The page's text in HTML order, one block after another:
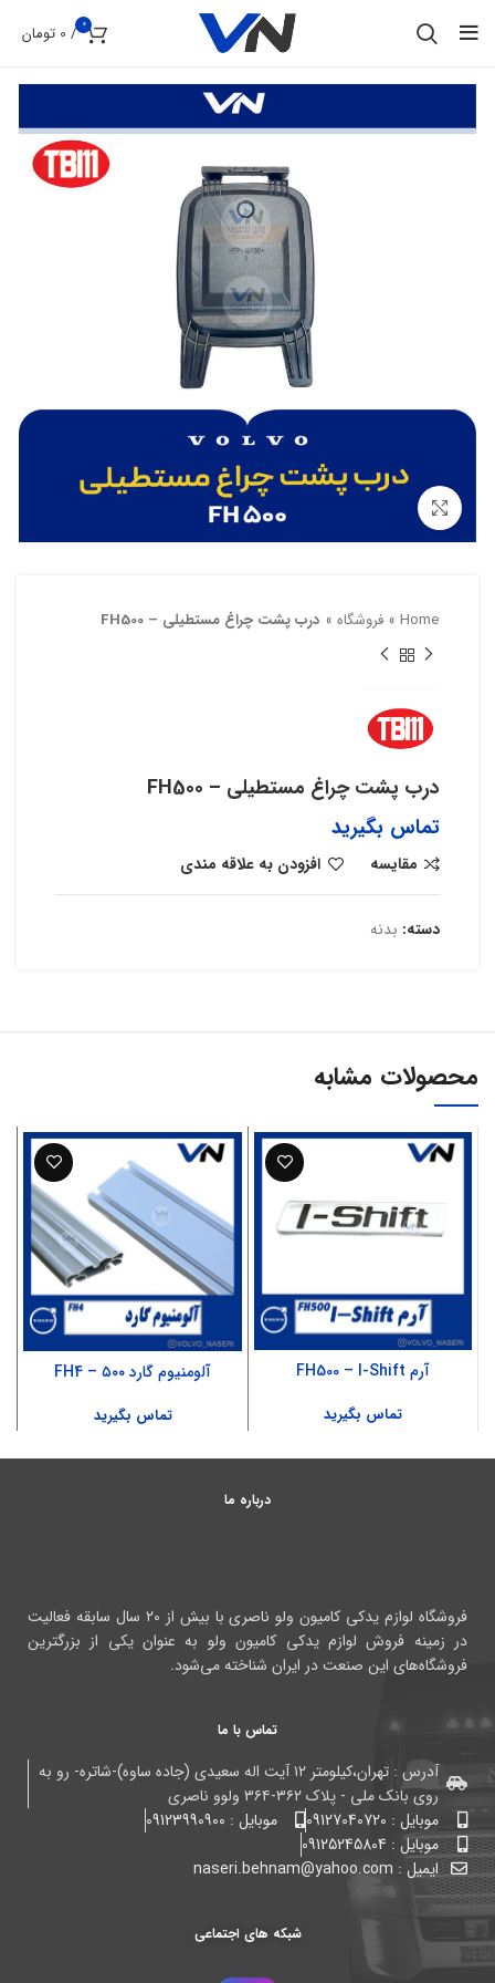
0
/
0 تومان
Home
» فروشگاه » درب پشت چراغ مستطیلی – FH500
درب پشت چراغ مستطیلی – FH500
تماس بگیرید
مقایسه افزودن به علاقه مندی
دسته: بدنه
محصولات مشابه
آرم FH500 – I-Shift
تماس بگیرید
آلومنیوم گارد ۵۰۰ – FH4
تماس بگیرید
درباره ما
فروشگاه لوازم یدکی کامیون ولو ناصری با بیش از ۲۰ سال سابقه فعالیت
در زمینه فروش لوازم یدکی کامیون ولو به عنوان یکی از بزرگترین
فروشگاه‌های این صنعت در ایران شناخته می‌شود.
تماس با ما
آدرس : تهران،کیلومتر ۱۲ آیت اله سعیدی (جاده ساوه)-شاتره- رو به
روی بانک ملی - پلاک ۳۶۲-۳۶۴ ولوو ناصری
موبایل : 09127040720
موبایل : 09123990900
موبایل : 09125245804
ایمیل : naseri.behnam@yahoo.com
شبکه های اجتماعی